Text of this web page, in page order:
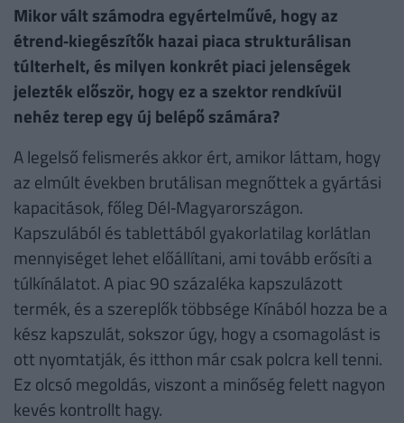
Mikor vált számodra egyértelművé, hogy az
étrend‑kiegészítők hazai piaca strukturálisan
túlterhelt, és milyen konkrét piaci jelenségek
jelezték először, hogy ez a szektor rendkívül
nehéz terep egy új belépő számára?
A legelső felismerés akkor ért, amikor láttam, hogy
az elmúlt években brutálisan megnőttek a gyártási
kapacitások, főleg Dél‑Magyarországon.
Kapszulából és tablettából gyakorlatilag korlátlan
mennyiséget lehet előállítani, ami tovább erősíti a
túlkínálatot. A piac 90 százaléka kapszulázott
termék, és a szereplők többsége Kínából hozza be a
kész kapszulát, sokszor úgy, hogy a csomagolást is
ott nyomtatják, és itthon már csak polcra kell tenni.
Ez olcsó megoldás, viszont a minőség felett nagyon
kevés kontrollt hagy.